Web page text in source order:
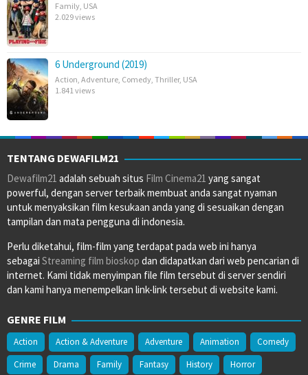
Family, USA
2.029 views
6 Underground (2019)
Action, Adventure, Comedy, Thriller, USA
1.841 views
TENTANG DEWAFILM21
Dewafilm21 adalah sebuah situs Film Cinema21 yang sangat
powerful, dengan server terbaik membuat anda sangat nyaman
untuk menyaksikan film kesukaan anda yang di sesuaikan dengan
tampilan dan mata pengguna di indonesia.
Perlu diketahui, film-film yang terdapat pada web ini hanya
sebagai Streaming film bioskop dan didapatkan dari web pencarian di
internet. Kami tidak menyimpan file film tersebut di server sendiri
dan kami hanya menempelkan link-link tersebut di website kami.
GENRE FILM
Action Action & Adventure Adventure Animation
Comedy
Crime
Drama Family Fantasy History Horror